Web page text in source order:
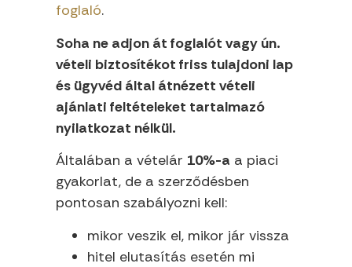
foglaló.
Soha ne adjon át foglalót vagy ún.
vételi biztosítékot friss tulajdoni lap
és ügyvéd által átnézett vételi
ajánlati feltételeket tartalmazó
nyilatkozat nélkül.
Általában a vételár 10%-a a piaci
gyakorlat, de a szerződésben
pontosan szabályozni kell:
mikor veszik el, mikor jár vissza
hitel elutasítás esetén mi